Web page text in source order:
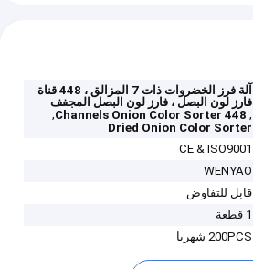
آلة فرز الخضروات ذات 7 المزالق ، 448 قناة
فارز لون البصل ، فارز لون البصل المجفف
,
448 Channels Onion Color Sorter
,
Dried Onion Color Sorter
CE & ISO9001
WENYAO
قابل للتفاوض
1 قطعة
200PCS شهريا